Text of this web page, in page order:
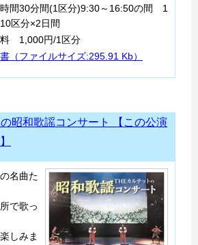
間30分間(1区分)9:30～16:50の間 1
区分×2日間
1,000円/1区分
（ファイルサイズ:295.91 Kb）
昭和歌謡コンサート 【この公演
名曲た
で歌っ
しみま